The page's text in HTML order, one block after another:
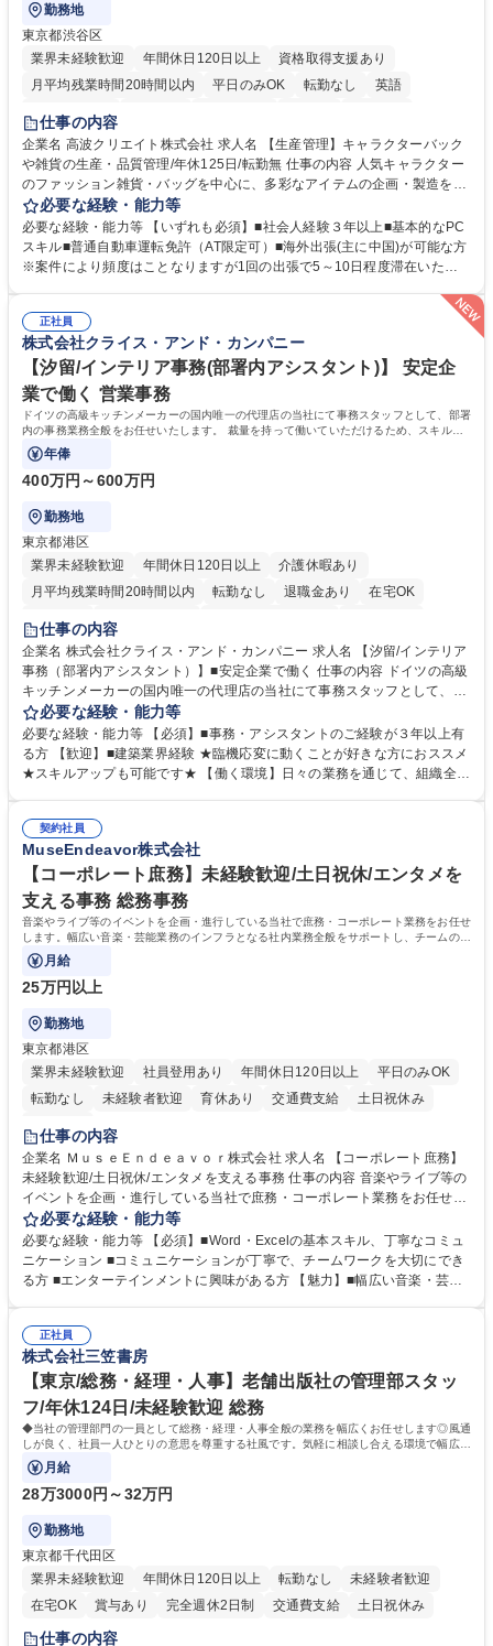
勤務地
東京都渋谷区
業界未経験歓迎
年間休日120日以上
資格取得支援あり
月平均残業時間20時間以内
平日のみOK 転勤なし
英語
住宅手当あり
完全週休2日制
交通費支給 駅近5分以内 中国語 土日祝休み
仕事の内容
企業名 高波クリエイト株式会社 求人名 【生産管理】キャラクターバック
や雑貨の生産・品質管理/年休125日/転勤無 仕事の内容 人気キャラクター
のファッション雑貨・バッグを中心に、多彩なアイテムの企画・製造を手
掛ける当社にて、自社企画・開発商品の生産管理・品質管理を担当。『か
わいい』を届けるやりがいのあるポジションです。 有名ブランドやキャラ
クターライセンスを活用した商品の企画・開発・販売を行っています。企
画段階から納品まで、商品の製造に関わる全てのプロセスにおいて、生産
場へ見積依頼・価格交渉、サンプルの品質確認や検査の手配、ライセンス
元様とのやり取り、輸入関連の書類の管理、国内倉庫での品質チェック、
工場開拓などがございます。 募集職種 【生産管理】キャラクターバック
や雑貨の生産・品質管理/年休125日/転勤無
必要な経験・能力等
必要な経験・能力等 【いずれも必須】■社会人経験３年以上■基本的なPC
スキル■普通自動車運転免許（AT限定可）■海外出張(主に中国)が可能な方
※案件により頻度はことなりますが1回の出張で5～10日程度滞在いただ
め、『コツコツと実直に取り組める方』 ・工場やライセンス元を含む社内
外関係者と友好なコミュニケーションが取れる方 ※折衝は営業担当がメイ
ンで行います。 学歴・資格 学歴：大学院 大学 高専 短大 専修学校 高校 語
学力： 資格：
正社員
株式会社クライス・アンド・カンパニー
【汐留/インテリア事務(部署内アシスタント)】 安定企
業で働く 営業事務
ドイツの高級キッチンメーカーの国内唯一の代理店の当社にて事務スタッフとして、部署
内の事務業務全般をお任せいたします。 裁量を持って働いていただけるため、スキルア
ップも可能です。
年俸
400万円～600万円
勤務地
東京都港区
業界未経験歓迎
年間休日120日以上
介護休暇あり
月平均残業時間20時間以内
転勤なし 退職金あり
在宅OK
育休あり
完全週休2日制
駅近5分以内
土日祝休み
仕事の内容
企業名 株式会社クライス・アンド・カンパニー 求人名 【汐留/インテリア
事務（部署内アシスタント）】■安定企業で働く 仕事の内容 ドイツの高級
キッチンメーカーの国内唯一の代理店の当社にて事務スタッフとして、部
署内の事務業務全般をお任せいたします。 裁量を持って働いていただける
ため、スキルアップも可能です。 【部署内の事務業務全般】 ■サンプルの
仕分け・整理 ■電話応対 ■書類作成（会議資料、お客様宛請求書、支払書
類を取りまとめて経理へ提出等） ■ショールームアテンド・運営・予約業
インテリア事務（部署内アシスタント）】■安定企業で働く
必要な経験・能力等
必要な経験・能力等 【必須】■事務・アシスタントのご経験が３年以上有
る方 【歓迎】■建築業界経験 ★臨機応変に動くことが好きな方におススメ
★スキルアップも可能です★ 【働く環境】日々の業務を通じて、組織全体
ームとの協力や新しいアイデアを活かす場もあり、やりがいを感じながら
働けます。 【歓迎】 ■インテリアの業界のご経験が有る方■PCの作業に慣
れている方 学歴・資格 学歴：大学院 大学 高専 短大 専修学校 語学力： 資
格：
契約社員
MuseEndeavor株式会社
【コーポレート庶務】未経験歓迎/土日祝休/エンタメを
支える事務 総務事務
音楽やライブ等のイベントを企画・進行している当社で庶務・コーポレート業務をお任せ
します。幅広い音楽・芸能業務のインフラとなる社内業務全般をサポートし、チームの円
滑な運営を支えていただきます。
月給
25万円以上
勤務地
東京都港区
業界未経験歓迎
社員登用あり 年間休日120日以上
平日のみOK
転勤なし
未経験者歓迎 育休あり 交通費支給
土日祝休み
服装自由
仕事の内容
企業名 ＭｕｓｅＥｎｄｅａｖｏｒ株式会社 求人名 【コーポレート庶務】
未経験歓迎/土日祝休/エンタメを支える事務 仕事の内容 音楽やライブ等の
イベントを企画・進行している当社で庶務・コーポレート業務をお任せし
ます。幅広い音楽・芸能業務のインフラとなる社内業務全般をサポート
し、チームの円滑な運営を支えていただきます。 ■社内の庶務・一般事務
全般、書類整理、備品管理・発注 ■郵便物の仕分け、来客・電話対応、社
内環境の維持サポート ■経理や人事/採用の外注事業者とのやりとり・プロ
す。 ※業務の変更範囲：会社の定める業務※ 募集職種 【コーポレート庶
務】未経験歓迎/土日祝休/エンタメを支える事務
必要な経験・能力等
必要な経験・能力等 【必須】■Word・Excelの基本スキル、丁寧なコミュ
ニケーション ■コミュニケーションが丁寧で、チームワークを大切にでき
る方 ■エンターテインメントに興味がある方 【魅力】■幅広い音楽・芸能
ルーティンワークに留まらず、外注事業者との連携や業務プロセスの推進
など、自らの裁量で組織の仕組みづくりに関われるやりがいがあります。
■土日祝休みで、プライベートと両立しながら専門スキルを磨ける環境で
す。 学歴・資格 学歴：大学院 大学 高専 短大 専修学校 高校 語学力： 資
格：
正社員
株式会社三笠書房
【東京/総務・経理・人事】老舗出版社の管理部スタッ
フ/年休124日/未経験歓迎 総務
◆当社の管理部門の一員として総務・経理・人事全般の業務を幅広くお任せします◎風通
しが良く、社員一人ひとりの意思を尊重する社風です。気軽に相談し合える環境で幅広い
バックオフィス業務を習得いただきます。
月給
28万3000円～32万円
勤務地
東京都千代田区
業界未経験歓迎
年間休日120日以上 転勤なし
未経験者歓迎
在宅OK
賞与あり 完全週休2日制 交通費支給 土日祝休み
仕事の内容